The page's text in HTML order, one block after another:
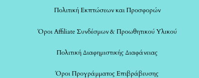
Πολιτική Εκπτώσεων και Προσφορών
Όροι Affiliate Συνδέσμων & Προωθητικού Υλικού
Πολιτική Διαφημιστικής Διαφάνειας
Όροι Προγράμματος Επιβράβευσης